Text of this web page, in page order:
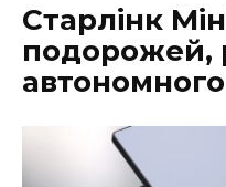
Старлінк
подорожей,